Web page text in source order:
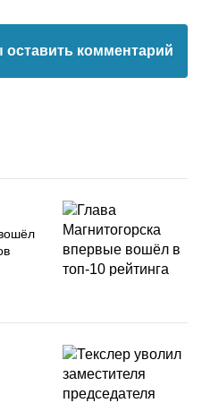
оставить комментарий